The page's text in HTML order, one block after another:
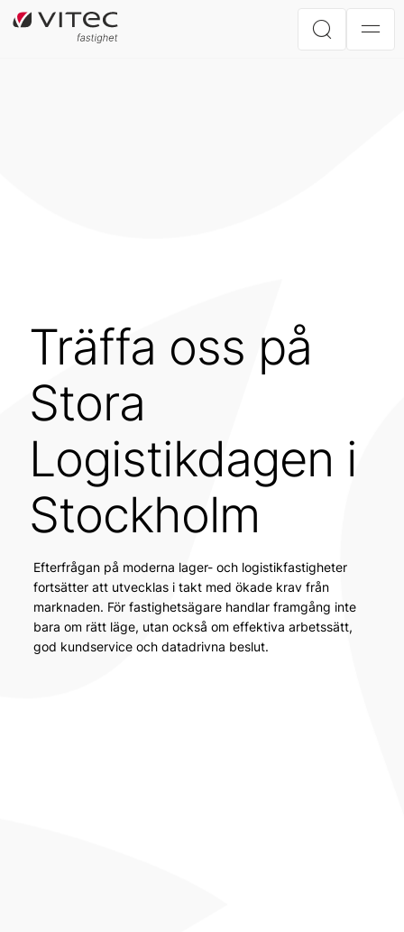
Träffa oss på
Stora
Logistikdagen i
Stockholm
Efterfrågan på moderna lager- och logistikfastigheter
fortsätter att utvecklas i takt med ökade krav från
marknaden. För fastighetsägare handlar framgång inte
bara om rätt läge, utan också om effektiva arbetssätt,
god kundservice och datadrivna beslut.